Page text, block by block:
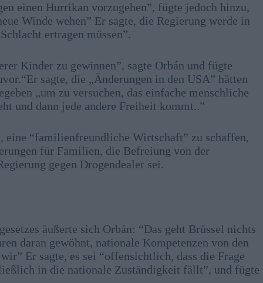
einen Hurrikan vorzugehen”, fügte jedoch hinzu,
Winde wehen” Er sagte, die Regierung werde in
ertragen müssen”.
Kinder zu gewinnen”, sagte Orbán und fügte
sagte, die „Änderungen in den USA” hätten
„um zu versuchen, das einfache menschliche
und dann jede andere Freiheit kommt..”
eine “familienfreundliche Wirtschaft” zu schaffen,
für Familien, die Befreiung von der
gegen Drogendealer sei.
äußerte sich Orbán: “Das geht Brüssel nichts
daran gewöhnt, nationale Kompetenzen von den
Er sagte, es sei “offensichtlich, dass die Frage
in die nationale Zuständigkeit fällt”, und fügte